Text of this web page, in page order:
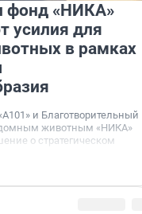
фонд «НИКА»
усилия для
в рамках
и Благотворительный
животным «НИКА»
о стратегическом